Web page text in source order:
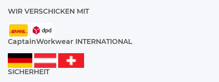
WIR VERSCHICKEN MIT
CaptainWorkwear INTERNATIONAL
SICHERHEIT